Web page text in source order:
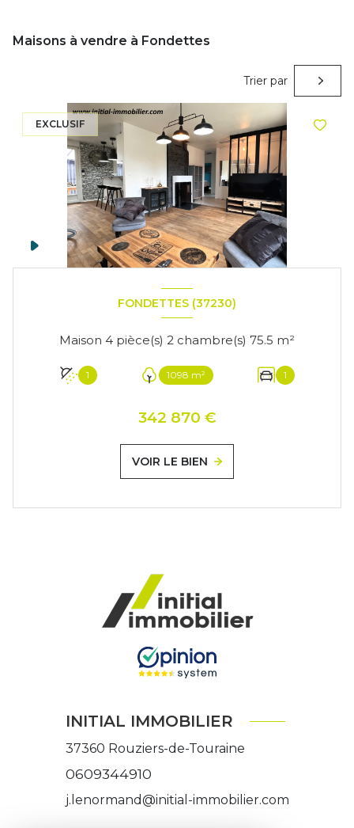
Maisons à vendre à Fondettes
Trier par
EXCLUSIF
FONDETTES (37230)
Maison 4 pièce(s) 2 chambre(s) 75.5 m²
1 1098 m² 1
342 870 €
VOIR LE BIEN
INITIAL IMMOBILIER
37360 Rouziers-de-Touraine
0609344910
j.lenormand@initial-immobilier.com